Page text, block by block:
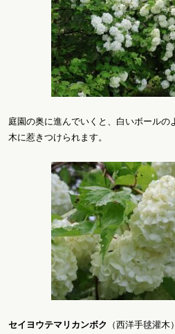
庭園の奥に進んでいくと、白いボールの
木に惹きつけられます。
セイヨウテマリカンボク （西洋手毬灌木）